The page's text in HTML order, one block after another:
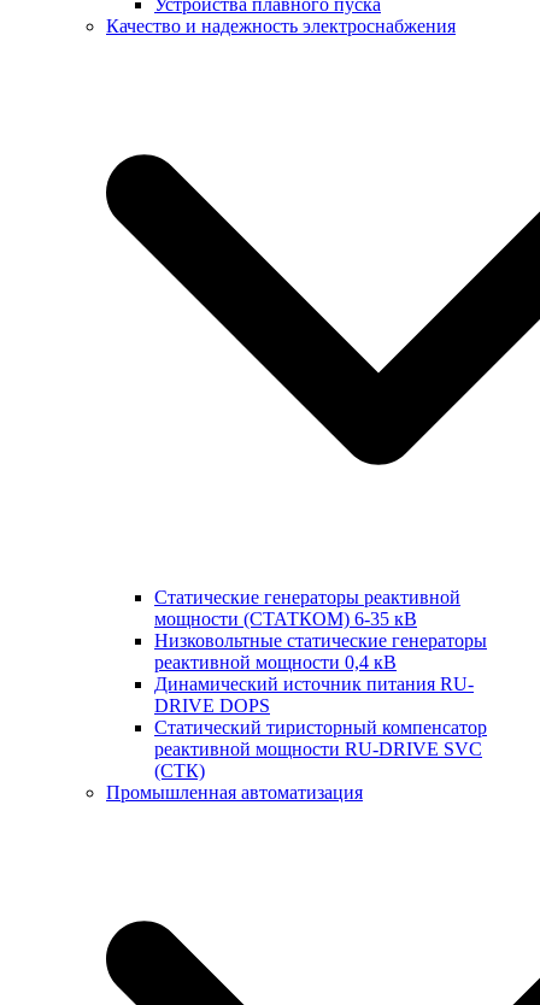
Устройства плавного пуска
Качество и надежность электроснабжения
Статические генераторы реактивной
мощности (СТАТКОМ) 6-35 кВ
Низковольтные статические генераторы
реактивной мощности 0,4 кВ
Динамический источник питания RU-
DRIVE DOPS
Cтатический тиристорный компенсатор
реактивной мощности RU-DRIVE SVC
(СТК)
Промышленная автоматизация